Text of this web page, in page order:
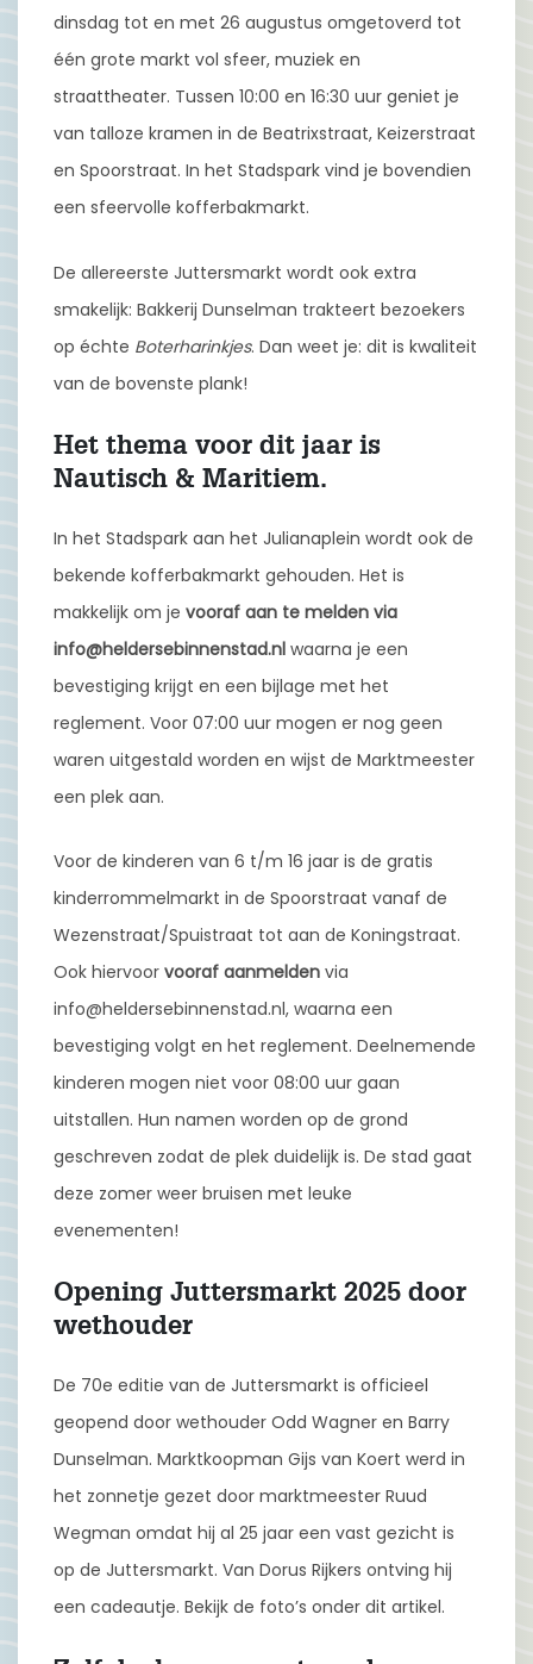
dinsdag tot en met 26 augustus omgetoverd tot
één grote markt vol sfeer, muziek en
straattheater. Tussen 10:00 en 16:30 uur geniet je
van talloze kramen in de Beatrixstraat, Keizerstraat
en Spoorstraat. In het Stadspark vind je bovendien
een sfeervolle kofferbakmarkt.
De allereerste Juttersmarkt wordt ook extra
smakelijk: Bakkerij Dunselman trakteert bezoekers
op échte Boterharinkjes. Dan weet je: dit is kwaliteit
van de bovenste plank!
Het thema voor dit jaar is
Nautisch & Maritiem.
In het Stadspark aan het Julianaplein wordt ook de
bekende kofferbakmarkt gehouden. Het is
makkelijk om je vooraf aan te melden via
info@heldersebinnenstad.nl waarna je een
bevestiging krijgt en een bijlage met het
reglement. Voor 07:00 uur mogen er nog geen
waren uitgestald worden en wijst de Marktmeester
een plek aan.
Voor de kinderen van 6 t/m 16 jaar is de gratis
kinderrommelmarkt in de Spoorstraat vanaf de
Wezenstraat/Spuistraat tot aan de Koningstraat.
Ook hiervoor vooraf aanmelden via
info@heldersebinnenstad.nl, waarna een
bevestiging volgt en het reglement. Deelnemende
kinderen mogen niet voor 08:00 uur gaan
uitstallen. Hun namen worden op de grond
geschreven zodat de plek duidelijk is. De stad gaat
deze zomer weer bruisen met leuke
evenementen!
Opening Juttersmarkt 2025 door
wethouder
De 70e editie van de Juttersmarkt is officieel
geopend door wethouder Odd Wagner en Barry
Dunselman. Marktkoopman Gijs van Koert werd in
het zonnetje gezet door marktmeester Ruud
Wegman omdat hij al 25 jaar een vast gezicht is
op de Juttersmarkt. Van Dorus Rijkers ontving hij
een cadeautje. Bekijk de foto’s onder dit artikel.